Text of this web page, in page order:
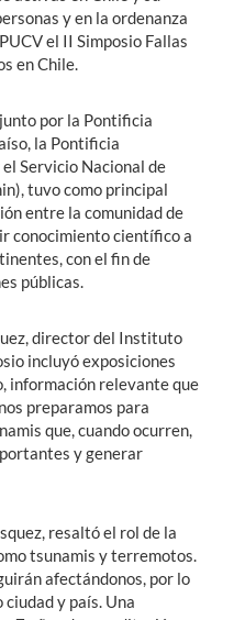
y en la ordenanza
el II Simposio Fallas
en Chile.
por la Pontificia
la Pontificia
Servicio Nacional de
tuvo como principal
entre la comunidad de
conocimiento científico a
con el fin de
públicas.
director del Instituto
incluyó exposiciones
información relevante que
preparamos para
que, cuando ocurren,
y generar
resaltó el rol de la
tsunamis y terremotos.
afectándonos, por lo
y país. Una